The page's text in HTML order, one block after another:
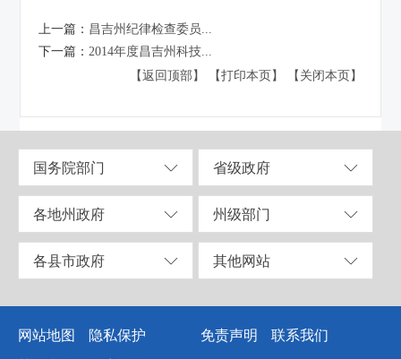
上一篇： 昌吉州纪律检查委员...
下一篇： 2014年度昌吉州科技...
【返回顶部】
【打印本页】 【关闭本页】
国务院部门 省级政府
各地州政府 州级部门
各县市政府 其他网站
网站地图 隐私保护 免责声明
联系我们